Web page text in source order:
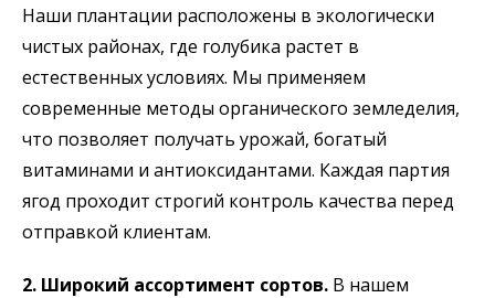
Наши плантации расположены в экологически
чистых районах, где голубика растет в
естественных условиях. Мы применяем
современные методы органического земледелия,
что позволяет получать урожай, богатый
витаминами и антиоксидантами. Каждая партия
ягод проходит строгий контроль качества перед
отправкой клиентам.
2. Широкий ассортимент сортов. В нашем